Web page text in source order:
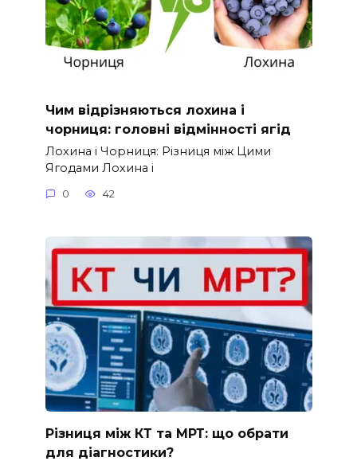
Чим відрізняються лохина і
чорниця: головні відмінності ягід
Лохина і Чорниця: Різниця між Цими
Ягодами Лохина і
0 42
Різниця між КТ та МРТ: що обрати
для діагностики?